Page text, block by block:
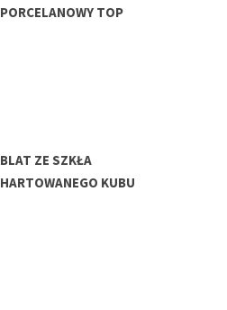
PORCELANOWY TOP
BLAT ZE SZKŁA
HARTOWANEGO KUBU